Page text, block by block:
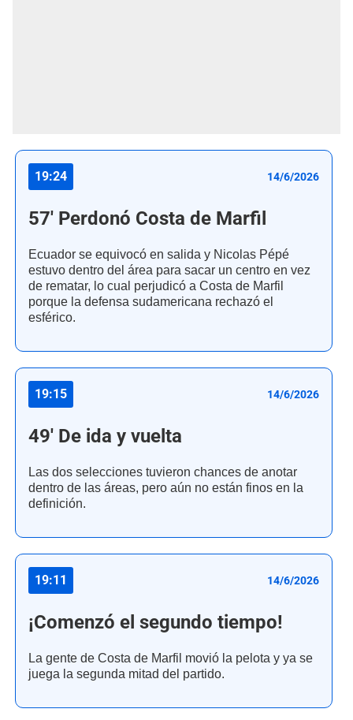
19:24 14/6/2026
57' Perdonó Costa de Marfil
Ecuador se equivocó en salida y Nicolas Pépé
estuvo dentro del área para sacar un centro en vez
de rematar, lo cual perjudicó a Costa de Marfil
porque la defensa sudamericana rechazó el
esférico.
19:15 14/6/2026
49' De ida y vuelta
Las dos selecciones tuvieron chances de anotar
dentro de las áreas, pero aún no están finos en la
definición.
19:11 14/6/2026
¡Comenzó el segundo tiempo!
La gente de Costa de Marfil movió la pelota y ya se
juega la segunda mitad del partido.